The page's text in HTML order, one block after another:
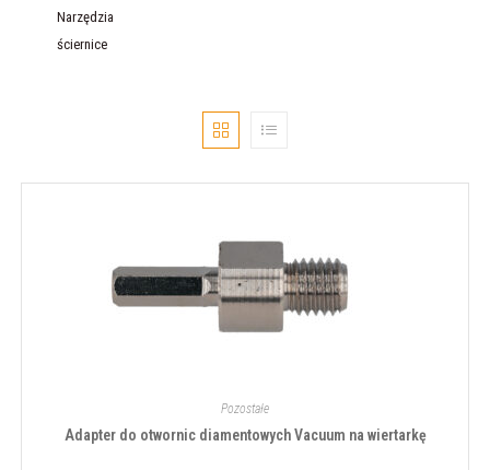
Narzędzia
ściernice
Pozostałe
Adapter do otwornic diamentowych Vacuum na wiertarkę